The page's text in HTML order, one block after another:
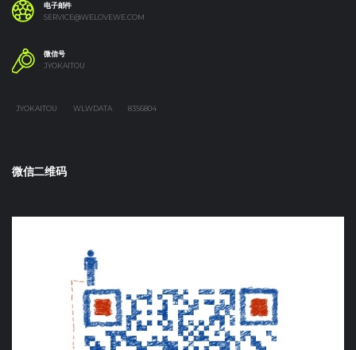
电子邮件
SERVICE@WELOVEWE.COM
微信号
JYOKAITOU
JYOKAITOU WLWDATA 8356804
微信二维码